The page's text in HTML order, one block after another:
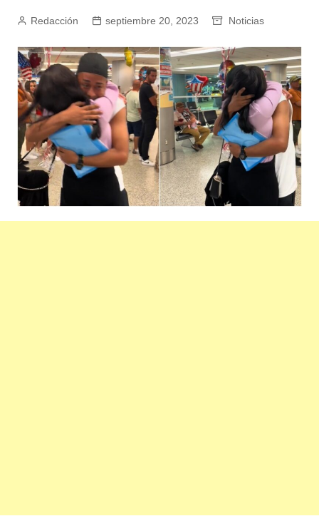
Redacción septiembre 20, 2023 Noticias